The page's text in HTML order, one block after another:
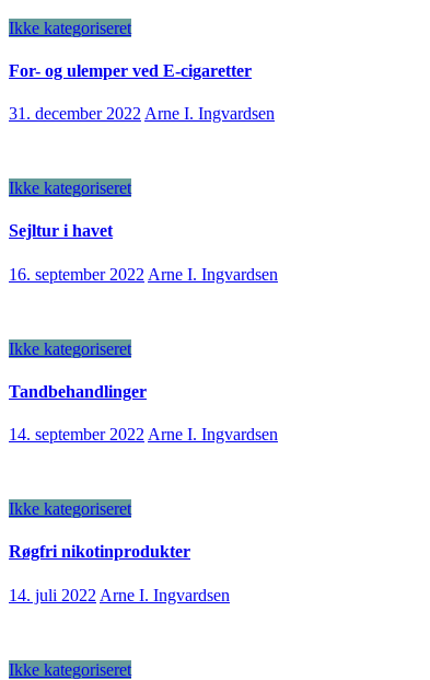
Ikke kategoriseret
For- og ulemper ved E-cigaretter
31. december 2022 Arne I. Ingvardsen
Ikke kategoriseret
Sejltur i havet
16. september 2022 Arne I. Ingvardsen
Ikke kategoriseret
Tandbehandlinger
14. september 2022 Arne I. Ingvardsen
Ikke kategoriseret
Røgfri nikotinprodukter
14. juli 2022 Arne I. Ingvardsen
Ikke kategoriseret